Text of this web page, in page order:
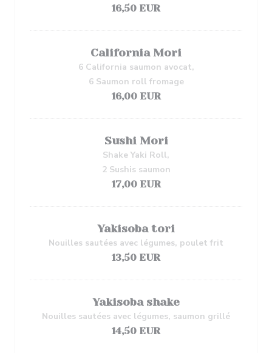
16,50 EUR
California Mori
6 California saumon avocat,
6 Saumon roll fromage
16,00 EUR
Sushi Mori
Shake Yaki Roll,
2 Sushis saumon
17,00 EUR
Yakisoba tori
Nouilles sautées avec légumes, poulet frit
13,50 EUR
Yakisoba shake
Nouilles sautées avec légumes, saumon grillé
14,50 EUR